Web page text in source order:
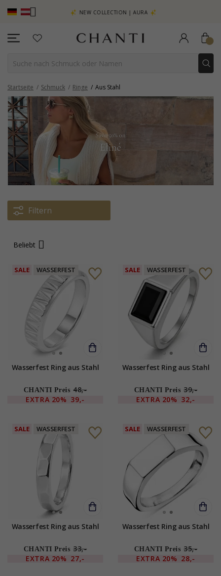
SEHEN –
NEW COLLECTION | AURA
Startseite Schmuck Ringe Aus Stahl
Filtern
Beliebt
SALE WASSERFEST
Wasserfest Ring aus Stahl
CHANTI Preis 48,-
EXTRA 20% 39,-
SALE WASSERFEST
Wasserfest Ring aus Stahl
CHANTI Preis 39,-
EXTRA 20% 32,-
SALE WASSERFEST
Wasserfest Ring aus Stahl
CHANTI Preis 33,-
EXTRA 20% 27,-
SALE WASSERFEST
Wasserfest Ring aus Stahl
CHANTI Preis 35,-
EXTRA 20% 28,-